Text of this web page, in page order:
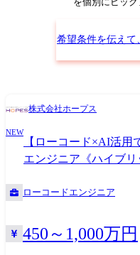
客様に寄り添った開発をしてい
うことが楽しみだ」とお声をい
ーだけど日本ではまだ浸透し
開発を積極的に推進しておりま
スキルを身に着ける」 ・「日本
本でもっと浸透させ、よりよ
ンバーがたくさんいます！ こ
き業務の変更の範囲：IT開発関
買システム再構築案件 ・研修
系ワークフローシステムの刷
件 ・アパレルメーカー向け社内業務改善案件 ※そ
ームで動きます。 ●勤務場所は
ンが良く、裁量を持った仕事に
希望条件を伝えて
株式会社ホープス
NEW
【ローコード×AI活用
エンジニア《ハイブ
ローコードエンジニア
450～1,000万円